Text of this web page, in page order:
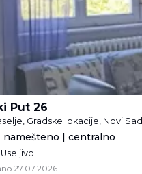
Put 26
Gradske lokacije, Novi Sad
namešteno | centralno
Useljivo
27.07.2026.